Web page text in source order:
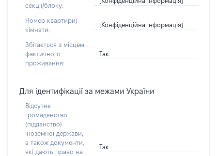
секції/блоку:
Номер квартири/
кімнати:
[Конфіденційна інформація]
Збігається з місцем
фактичного
проживання:
Так
Для ідентифікації за межами України
Відсутнє
громадянство
(підданство)
іноземної держави,
а також документи,
які дають право на
Так